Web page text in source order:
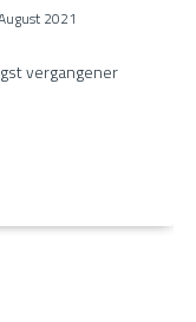
2021
vergangener